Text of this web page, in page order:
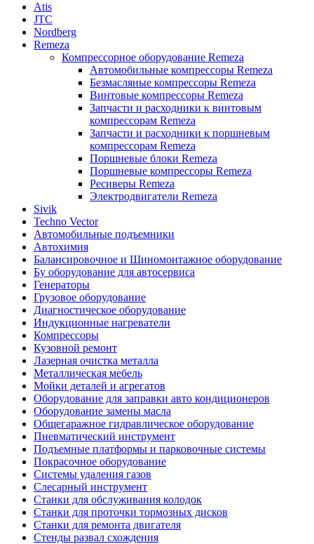
Atis
JTC
Nordberg
Remeza
Компрессорное оборудование Remeza
Автомобильные компрессоры Remeza
Безмасляные компрессоры Remeza
Винтовые компрессоры Remeza
Запчасти и расходники к винтовым
компрессорам Remeza
Запчасти и расходники к поршневым
компрессорам Remeza
Поршневые блоки Remeza
Поршневые компрессоры Remeza
Ресиверы Remeza
Электродвигатели Remeza
Sivik
Techno Vector
Автомобильные подъемники
Автохимия
Балансировочное и Шиномонтажное оборудование
Бу оборудование для автосервиса
Генераторы
Грузовое оборудование
Диагностическое оборудование
Индукционные нагреватели
Компрессоры
Кузовной ремонт
Лазерная очистка металла
Металлическая мебель
Мойки деталей и агрегатов
Оборудование для заправки авто кондиционеров
Оборудование замены масла
Общегаражное гидравлическое оборудование
Пневматический инструмент
Подъемные платформы и парковочные системы
Покрасочное оборудование
Системы удаления газов
Слесарный инструмент
Станки для обслуживания колодок
Станки для проточки тормозных дисков
Станки для ремонта двигателя
Стенды развал схождения